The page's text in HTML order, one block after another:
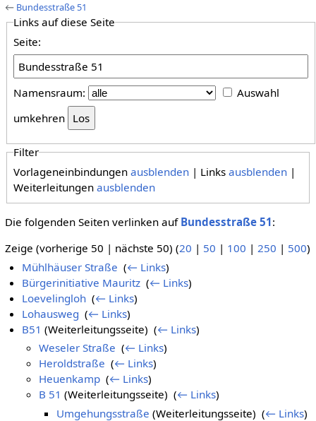
← Bundesstraße 51
Links auf diese Seite
Seite:
Namensraum:
Auswahl
umkehren
Filter
Vorlageneinbindungenausblenden | Linksausblenden |
Weiterleitungenausblenden
Die folgenden Seiten verlinken auf Bundesstraße 51:
Zeige (vorherige 50 | nächste 50) (20 | 50 | 100 | 250 | 500)
Mühlhäuser Straße ‎(← Links)
Bürgerinitiative Mauritz ‎(← Links)
Loevelingloh ‎(← Links)
Lohausweg ‎(← Links)
B51 (Weiterleitungsseite) ‎(← Links)
Weseler Straße ‎(← Links)
Heroldstraße ‎(← Links)
Heuenkamp ‎(← Links)
B 51 (Weiterleitungsseite) ‎(← Links)
Umgehungsstraße (Weiterleitungsseite) ‎ (← Links)